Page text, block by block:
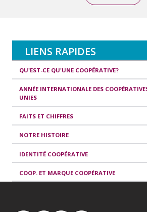
LIENS RAPIDES
QU'EST-CE QU'UNE COOPÉRATIVE?
ANNÉE INTERNATIONALE DES
UNIES
FAITS ET CHIFFRES
NOTRE HISTOIRE
IDENTITÉ COOPÉRATIVE
COOP. ET MARQUE COOPÉRATIVE